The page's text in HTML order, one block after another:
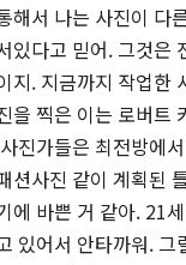
해서 나는 사진이 다
있다고 믿어. 그것은
지. 지금까지 작업한
을 찍은 이는 로버트
진가들은 최전방에
션사진 같이 계획된
에 바쁜 거 같아. 21
있어서 안타까워. 그